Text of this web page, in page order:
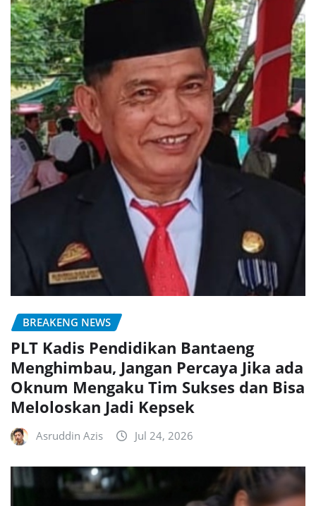
BREAKENG NEWS
PLT Kadis Pendidikan Bantaeng
Menghimbau, Jangan Percaya Jika ada
Oknum Mengaku Tim Sukses dan Bisa
Meloloskan Jadi Kepsek
Asruddin Azis Jul 24, 2026